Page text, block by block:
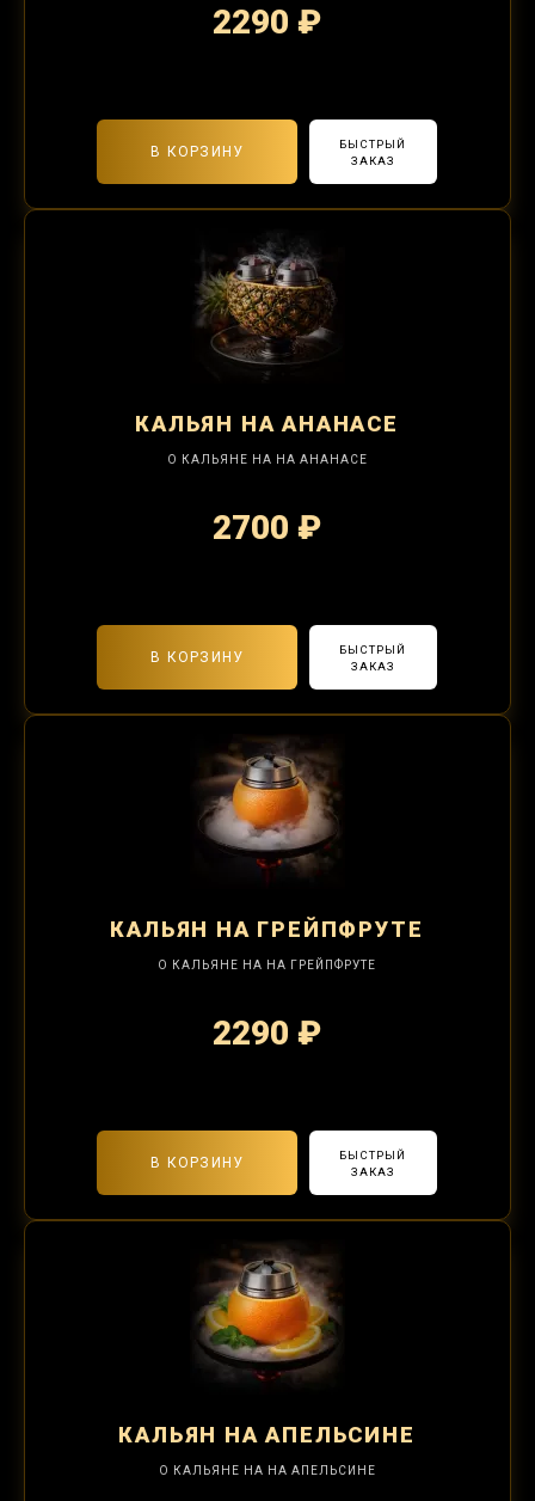
2290 ₽
В КОРЗИНУ
БЫСТРЫЙ
ЗАКАЗ
КАЛЬЯН НА АНАНАСЕ
О КАЛЬЯНЕ НА НА АНАНАСЕ
2700 ₽
В КОРЗИНУ
БЫСТРЫЙ
ЗАКАЗ
КАЛЬЯН НА ГРЕЙПФРУТЕ
О КАЛЬЯНЕ НА НА ГРЕЙПФРУТЕ
2290 ₽
В КОРЗИНУ
БЫСТРЫЙ
ЗАКАЗ
КАЛЬЯН НА АПЕЛЬСИНЕ
О КАЛЬЯНЕ НА НА АПЕЛЬСИНЕ